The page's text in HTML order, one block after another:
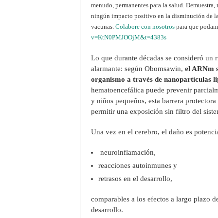
menudo, permanentes para la salud.
ningún impacto positivo en la disminución de
vacunas. Colabore con nosotros para que
v=KtN0PMJOOjM&t=4383s
Lo que durante décadas se consideró un
alarmante: según Obomsawin, el ARNm
organismo a través de nanopartículas
hematoencefálica puede prevenir
y niños pequeños, esta barrera
permitir una exposición sin filtro del
Una vez en el cerebro, el daño es
neuroinflamación,
reacciones autoinmunes y
retrasos en el desarrollo,
comparables a los efectos a largo plazo
desarrollo.